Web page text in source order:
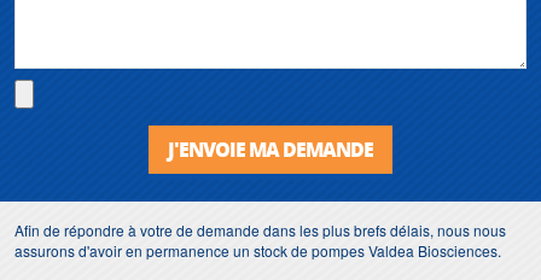
J'ENVOIE MA DEMANDE
Afin de répondre à votre de demande dans les plus brefs délais, nous nous
assurons d'avoir en permanence un stock de pompes Valdea Biosciences.